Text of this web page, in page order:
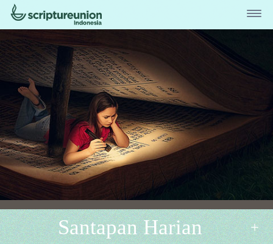
Santapan Harian